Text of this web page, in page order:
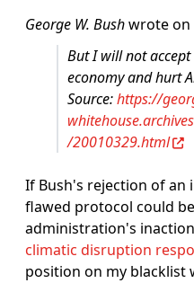
George W. Bushwrote on
But I will not
economy and hurt
Source:https://
/20010329.html
If Bush's rejection of an
flawed protocol could
administration's
climatic disruption
position on my blacklist